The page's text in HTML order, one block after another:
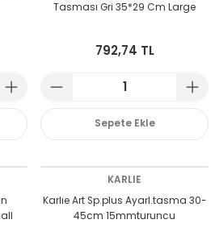
Tasması Gri 35*29 Cm Large
792,74 TL
Sepete Ekle
KARLIE
Karlıe Art Sp.plus Ayarl.tasma 30-
45cm 15mmturuncu